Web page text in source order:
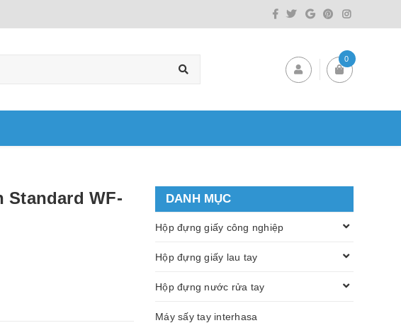
0
Standard WF-
DANH MỤC
Hộp đựng giấy công nghiệp
Hộp đựng giấy lau tay
Hộp đựng nước rửa tay
Máy sấy tay interhasa